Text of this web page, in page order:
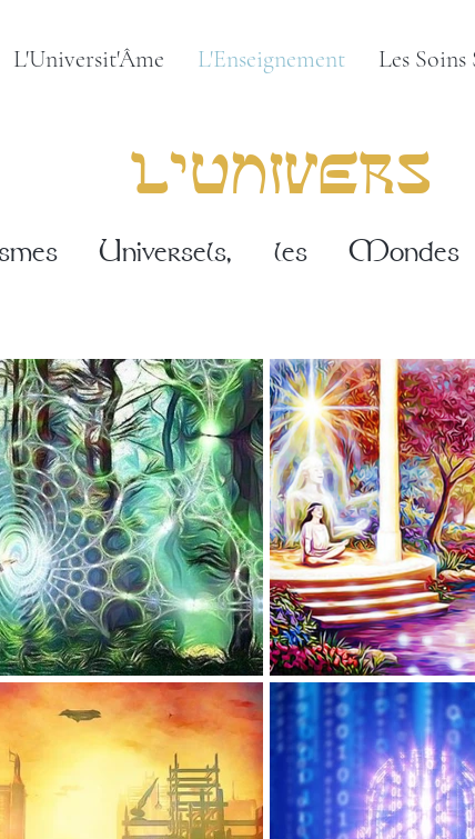
L'Universit'Âme L'Enseignement Les
L'univers
Universels, les